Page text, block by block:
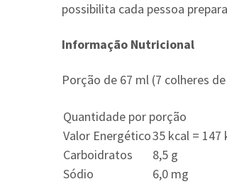
possibilita cada pessoa
Informação Nutricional
Porção de 67 ml (7 colheres
Quantidade por porção
Valor Energético35 kcal = 147
Carboidratos
8,5 g
Sódio
6,0 mg